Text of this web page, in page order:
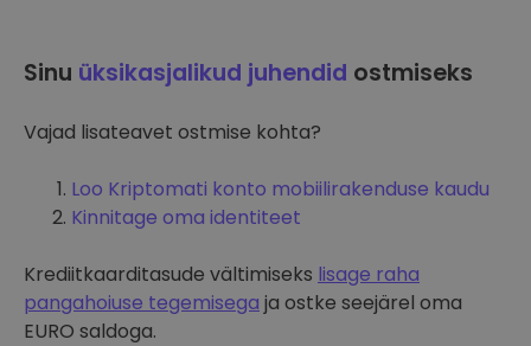
Sinu üksikasjalikud juhendid ostmiseks
Vajad lisateavet ostmise kohta?
Loo Kriptomati konto mobiilirakenduse kaudu
Kinnitage oma identiteet
Krediitkaarditasude vältimiseks lisage raha
pangahoiuse tegemisega ja ostke seejärel oma
EURO saldoga.